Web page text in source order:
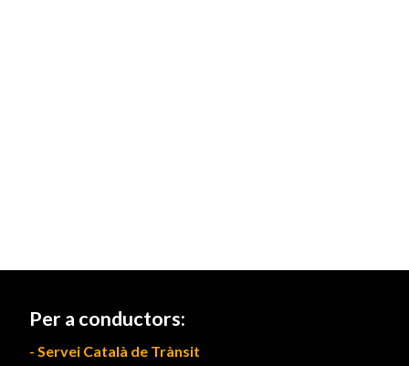
Per a conductors:
- Servei Català de Trànsit